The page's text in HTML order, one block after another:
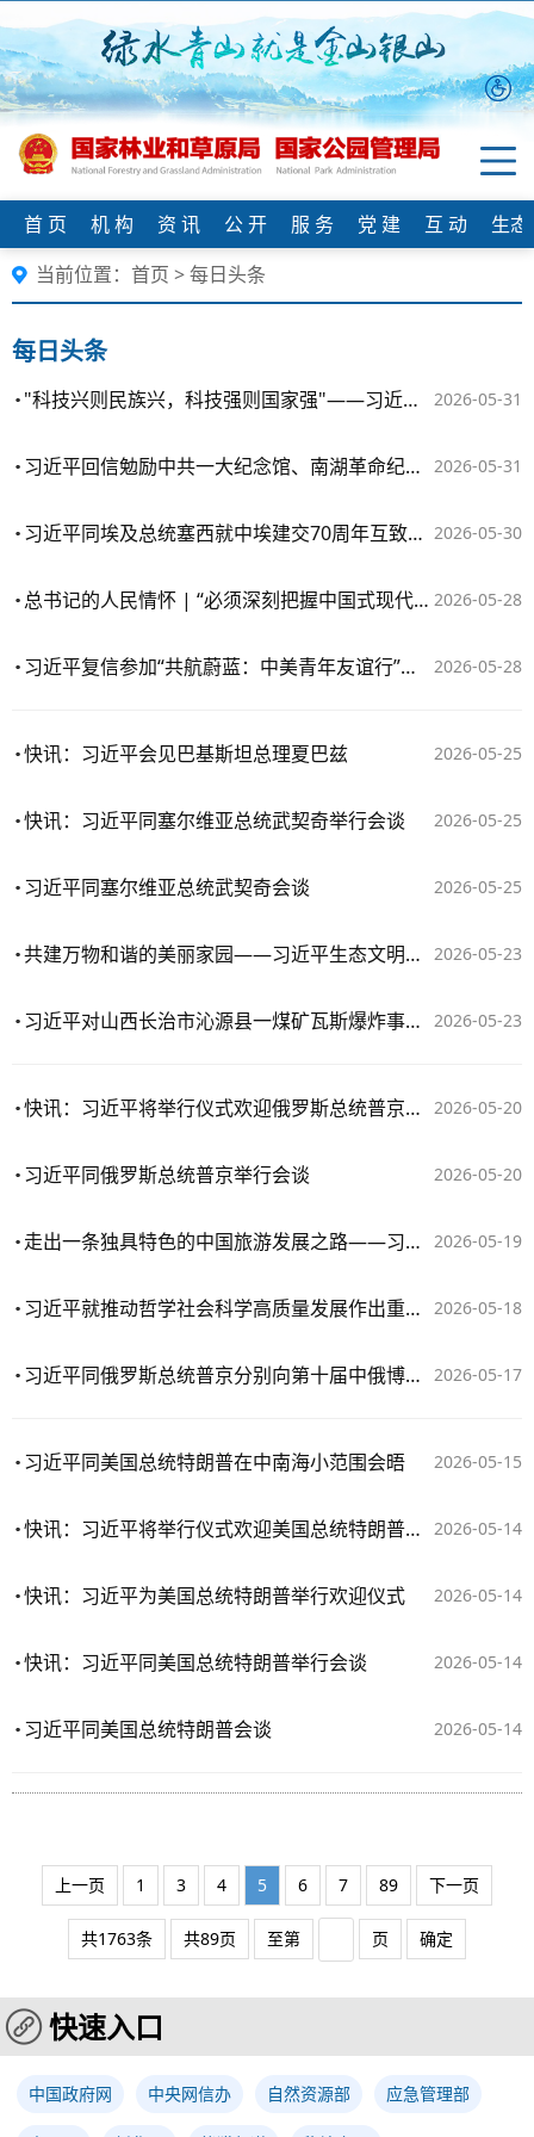
首 页 机 构 资 讯 公 开 服 务 党 建 互 动
生
当前位置： 首页 >每日头条
每日头条
2026-05-31
"科技兴则民族兴，科技强则国家强"——习近平总书记重要论述指引科技强国建设
2026-05-31
习近平回信勉励中共一大纪念馆、南湖革命纪念馆少先队红领巾讲解员：传承红色基因增长知识本领 在新征程上跑好历史接力赛 祝全国小朋友们"六一"国际儿童节快乐
2026-05-30
习近平同埃及总统塞西就中埃建交70周年互致贺电
2026-05-28
总书记的人民情怀 | “必须深刻把握中国式现代化对教育、科技、人才的需求”
2026-05-28
习近平复信参加“共航蔚蓝：中美青年友谊行”活动的两国学生
2026-05-25
快讯：习近平会见巴基斯坦总理夏巴兹
2026-05-25
快讯：习近平同塞尔维亚总统武契奇举行会谈
2026-05-25
习近平同塞尔维亚总统武契奇会谈
2026-05-23
共建万物和谐的美丽家园——习近平生态文明思想引领生物多样性保护事业开创新局面
2026-05-23
习近平对山西长治市沁源县一煤矿瓦斯爆炸事故作出重要指示
2026-05-20
快讯：习近平将举行仪式欢迎俄罗斯总统普京访华
2026-05-20
习近平同俄罗斯总统普京举行会谈
2026-05-19
走出一条独具特色的中国旅游发展之路——习近平文化思想引领旅游强国建设
2026-05-18
习近平就推动哲学社会科学高质量发展作出重要指示
2026-05-17
习近平同俄罗斯总统普京分别向第十届中俄博览会致贺信
2026-05-15
习近平同美国总统特朗普在中南海小范围会晤
2026-05-14
快讯：习近平将举行仪式欢迎美国总统特朗普访华
2026-05-14
快讯：习近平为美国总统特朗普举行欢迎仪式
2026-05-14
快讯：习近平同美国总统特朗普举行会谈
2026-05-14
习近平同美国总统特朗普会谈
上一页 1 3 4 5 6 7 89 下一页
共1763条 共89页 至第 页 确定
快速入口
中国政府网 中央网信办 自然资源部 应急管理部